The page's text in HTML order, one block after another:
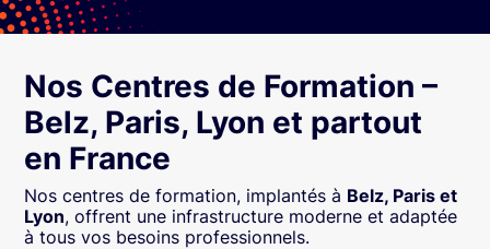
Nos Centres de Formation –
Belz, Paris, Lyon et partout
en France
Nos centres de formation, implantés à Belz, Paris et
Lyon, offrent une infrastructure moderne et adaptée
à tous vos besoins professionnels.